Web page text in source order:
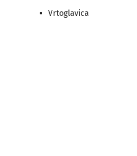
Vrtoglavica